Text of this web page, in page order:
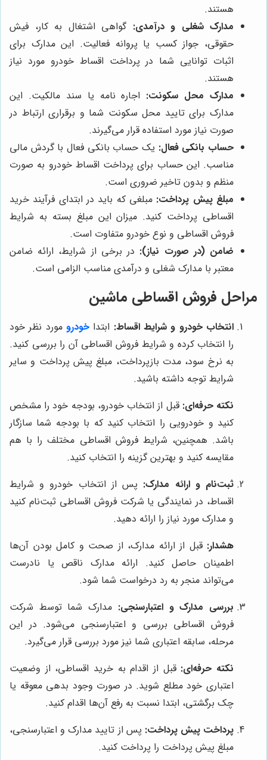
هستند.
مدارک شغلی و درآمدی: گواهی اشتغال به کار، فیش
حقوقی، جواز کسب یا پروانه فعالیت. این مدارک برای
اثبات توانایی شما در پرداخت اقساط خودرو مورد نیاز
هستند.
مدارک محل سکونت: اجاره نامه یا سند مالکیت. این
مدارک برای تایید محل سکونت شما و برقراری ارتباط در
صورت نیاز مورد استفاده قرار می‌گیرند.
حساب بانکی فعال: یک حساب بانکی فعال با گردش مالی
مناسب. این حساب برای پرداخت اقساط خودرو به صورت
منظم و بدون تاخیر ضروری است.
مبلغ پیش پرداخت: مبلغی که باید در ابتدای فرآیند خرید
اقساطی پرداخت کنید. میزان این مبلغ بسته به شرایط
فروش اقساطی و نوع خودرو متفاوت است.
ضامن (در صورت نیاز): در برخی از شرایط، ارائه ضامن
معتبر با مدارک شغلی و درآمدی مناسب الزامی است.
مراحل فروش اقساطی ماشین
انتخاب خودرو و شرایط اقساط: ابتدا خودرو مورد نظر خود
را انتخاب کرده و شرایط فروش اقساطی آن را بررسی کنید.
به نرخ سود، مدت بازپرداخت، مبلغ پیش پرداخت و سایر
شرایط توجه داشته باشید.
نکته حرفه‌ای: قبل از انتخاب خودرو، بودجه خود را مشخص
کنید و خودرویی را انتخاب کنید که با بودجه شما سازگار
باشد. همچنین، شرایط فروش اقساطی مختلف را با هم
مقایسه کنید و بهترین گزینه را انتخاب کنید.
ثبت‌نام و ارائه مدارک: پس از انتخاب خودرو و شرایط
اقساط، در نمایندگی یا شرکت فروش اقساطی ثبت‌نام کنید
و مدارک مورد نیاز را ارائه دهید.
هشدار: قبل از ارائه مدارک، از صحت و کامل بودن آن‌ها
اطمینان حاصل کنید. ارائه مدارک ناقص یا نادرست
می‌تواند منجر به رد درخواست شما شود.
بررسی مدارک و اعتبارسنجی: مدارک شما توسط شرکت
فروش اقساطی بررسی و اعتبارسنجی می‌شود. در این
مرحله، سابقه اعتباری شما نیز مورد بررسی قرار می‌گیرد.
نکته حرفه‌ای: قبل از اقدام به خرید اقساطی، از وضعیت
اعتباری خود مطلع شوید. در صورت وجود بدهی معوقه یا
چک برگشتی، ابتدا نسبت به رفع آن‌ها اقدام کنید.
پرداخت پیش پرداخت: پس از تایید مدارک و اعتبارسنجی،
مبلغ پیش پرداخت را پرداخت کنید.